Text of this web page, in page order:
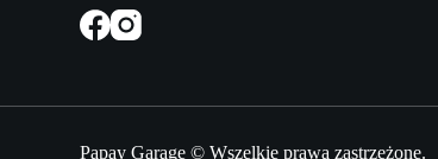
Papay Garage © Wszelkie prawa zastrzeżone.